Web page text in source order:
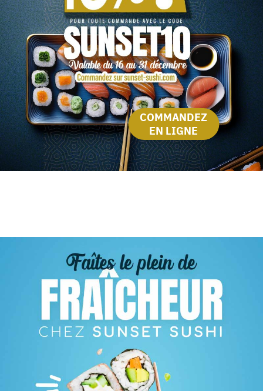
COMMANDEZ
EN LIGNE